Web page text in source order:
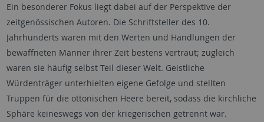
Ein besonderer Fokus liegt dabei auf der Perspektive der
zeitgenössischen Autoren. Die Schriftsteller des 10.
Jahrhunderts waren mit den Werten und Handlungen der
bewaffneten Männer ihrer Zeit bestens vertraut; zugleich
waren sie häufig selbst Teil dieser Welt. Geistliche
Würdenträger unterhielten eigene Gefolge und stellten
Truppen für die ottonischen Heere bereit, sodass die kirchliche
Sphäre keineswegs von der kriegerischen getrennt war.